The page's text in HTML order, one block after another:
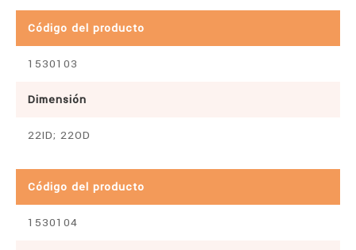
Código del producto
1530103
Dimensión
22ID; 22OD
Código del producto
1530104